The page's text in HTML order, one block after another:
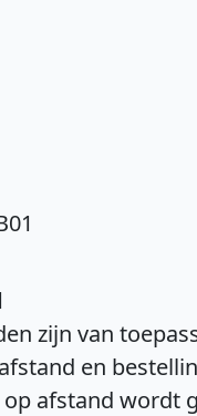
zijn van
en
afstand wordt